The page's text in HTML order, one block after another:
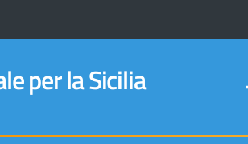
per la Sicilia